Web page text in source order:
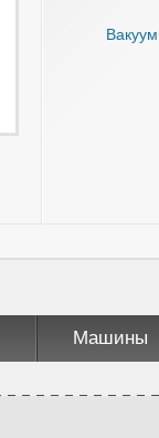
Машины